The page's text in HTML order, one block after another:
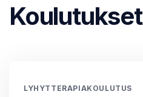
Koulutukset
LYHYTTERAPIAKOULUTUS